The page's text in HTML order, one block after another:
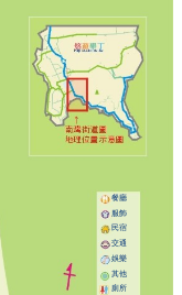
餐廳
服飾
民宿
交通
娛樂
其他
廁所